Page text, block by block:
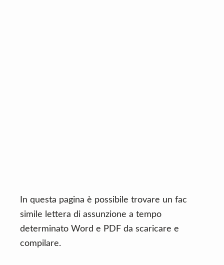
In questa pagina è possibile trovare un fac
simile lettera di assunzione a tempo
determinato Word e PDF da scaricare e
compilare.